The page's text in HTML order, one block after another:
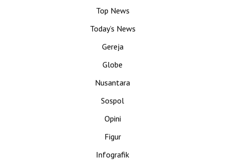
Top News
Today’s News
Gereja
Globe
Nusantara
Sospol
Opini
Figur
Infografik